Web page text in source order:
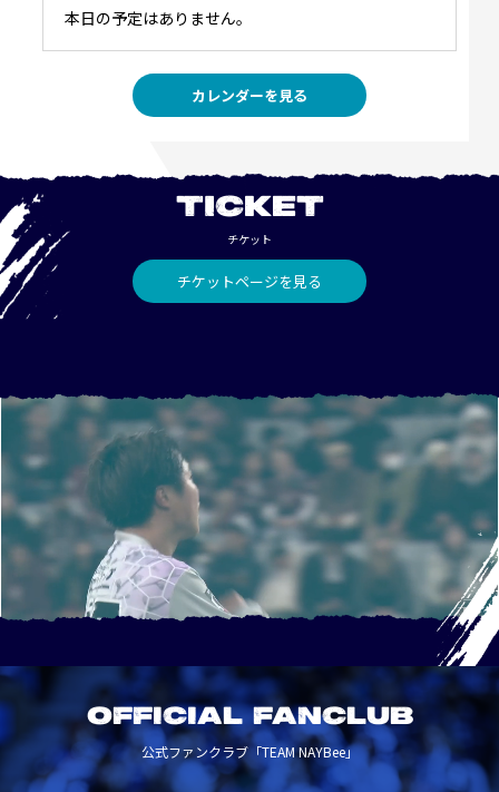
本日の予定はありません。
カレンダーを見る
TICKET
チケット
チケットページを見る
OFFICIAL FANCLUB
公式ファンクラブ「TEAM NAYBee」